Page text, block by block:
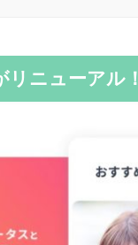
リニューアル！